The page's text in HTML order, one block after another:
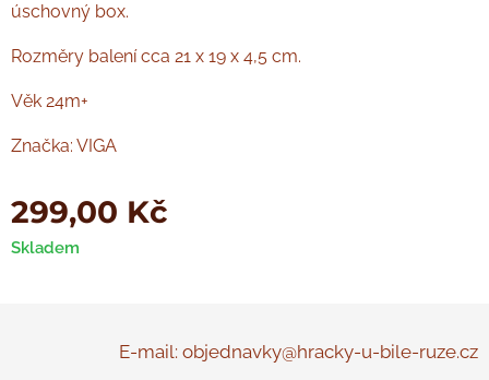
úschovný box.
Rozměry balení cca 21 x 19 x 4,5 cm.
Věk 24m+
Značka: VIGA
299,00 Kč
Skladem
E-mail: objednavky@hracky-u-bile-ruze.cz